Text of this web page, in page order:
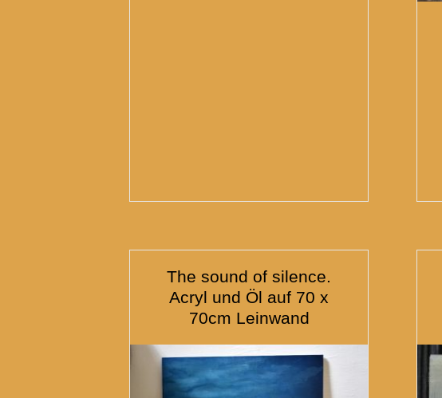
The sound of silence.
Acryl und Öl auf 70 x
70cm Leinwand